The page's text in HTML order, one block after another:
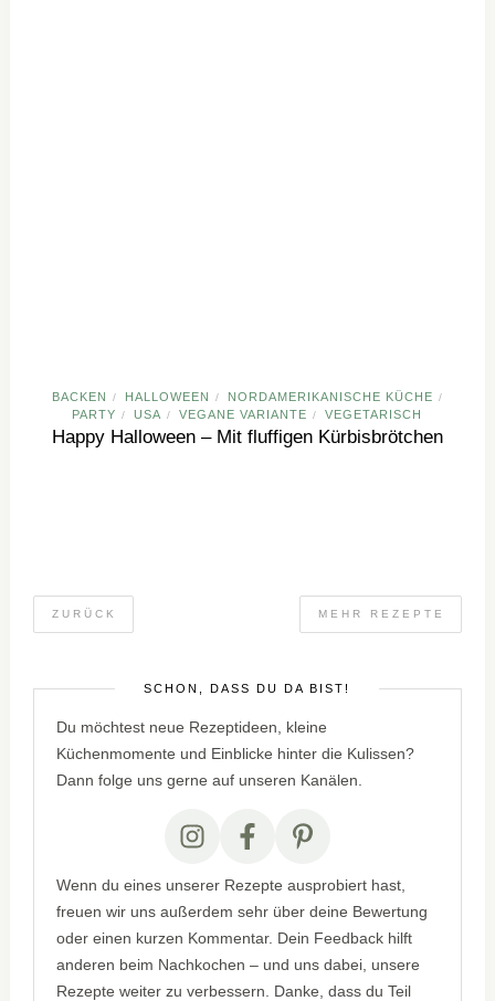
BACKEN / HALLOWEEN / NORDAMERIKANISCHE KÜCHE /
PARTY / USA / VEGANE VARIANTE / VEGETARISCH
Happy Halloween – Mit fluffigen Kürbisbrötchen
MEHR REZEPTE
ZURÜCK
SCHÖN, DASS DU DA BIST!
Du möchtest neue Rezeptideen, kleine
Küchenmomente und Einblicke hinter die Kulissen?
Dann folge uns gerne auf unseren Kanälen.
Wenn du eines unserer Rezepte ausprobiert hast,
freuen wir uns außerdem sehr über deine Bewertung
oder einen kurzen Kommentar. Dein Feedback hilft
anderen beim Nachkochen – und uns dabei, unsere
Rezepte weiter zu verbessern. Danke, dass du Teil